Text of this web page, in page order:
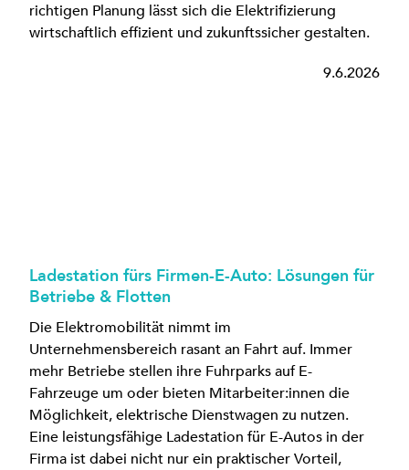
richtigen Planung lässt sich die Elektrifizierung
wirtschaftlich effizient und zukunftssicher gestalten.
9.6.2026
Ladestation fürs Firmen-E-Auto: Lösungen für
Betriebe & Flotten
Die Elektromobilität nimmt im
Unternehmensbereich rasant an Fahrt auf. Immer
mehr Betriebe stellen ihre Fuhrparks auf E-
Fahrzeuge um oder bieten Mitarbeiter:innen die
Möglichkeit, elektrische Dienstwagen zu nutzen.
Eine leistungsfähige Ladestation für E-Autos in der
Firma ist dabei nicht nur ein praktischer Vorteil,